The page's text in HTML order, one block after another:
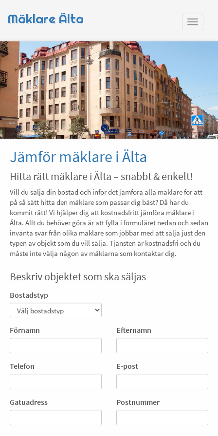
Mäklare Älta
Jämför mäklare i Älta
Hitta rätt mäklare i Älta – snabbt & enkelt!
Vill du sälja din bostad och inför det jämföra alla mäklare för att
på så sätt hitta den mäklare som passar dig bäst? Då har du
kommit rätt! Vi hjälper dig att kostnadsfritt jämföra mäklare i
Älta. Allt du behöver göra är att fylla i formuläret nedan och sedan
invänta svar från olika mäklare som jobbar med att sälja just den
typen av objekt som du vill sälja. Tjänsten är kostnadsfri och du
måste inte välja någon av mäklarna som kontaktar dig.
Beskriv objektet som ska säljas
Bostadstyp
Förnamn Efternamn
Telefon E-post
Gatuadress Postnummer